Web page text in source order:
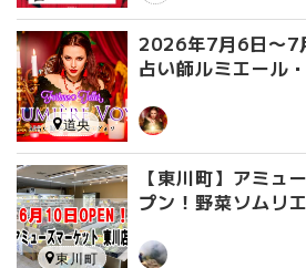
2026年7月6日〜7
占い師ルミエール
道央
【東川町】アミュ
プン！野菜ソムリ
東川町